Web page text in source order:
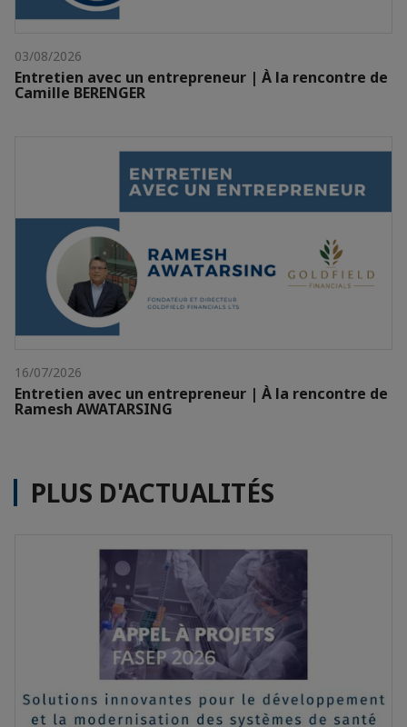
03/08/2026
Entretien avec un entrepreneur | À la rencontre de
Camille BERENGER
16/07/2026
Entretien avec un entrepreneur | À la rencontre de
Ramesh AWATARSING
PLUS D'ACTUALITÉS